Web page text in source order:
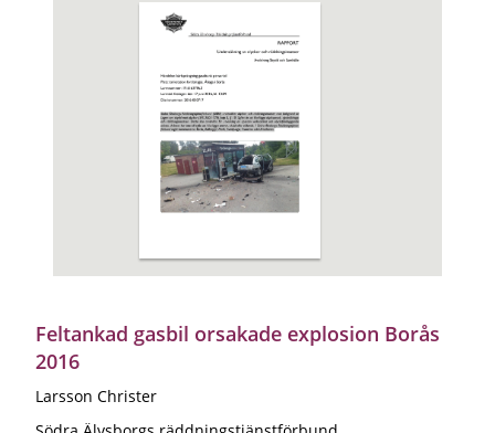
Feltankad gasbil orsakade explosion Borås
2016
Larsson Christer